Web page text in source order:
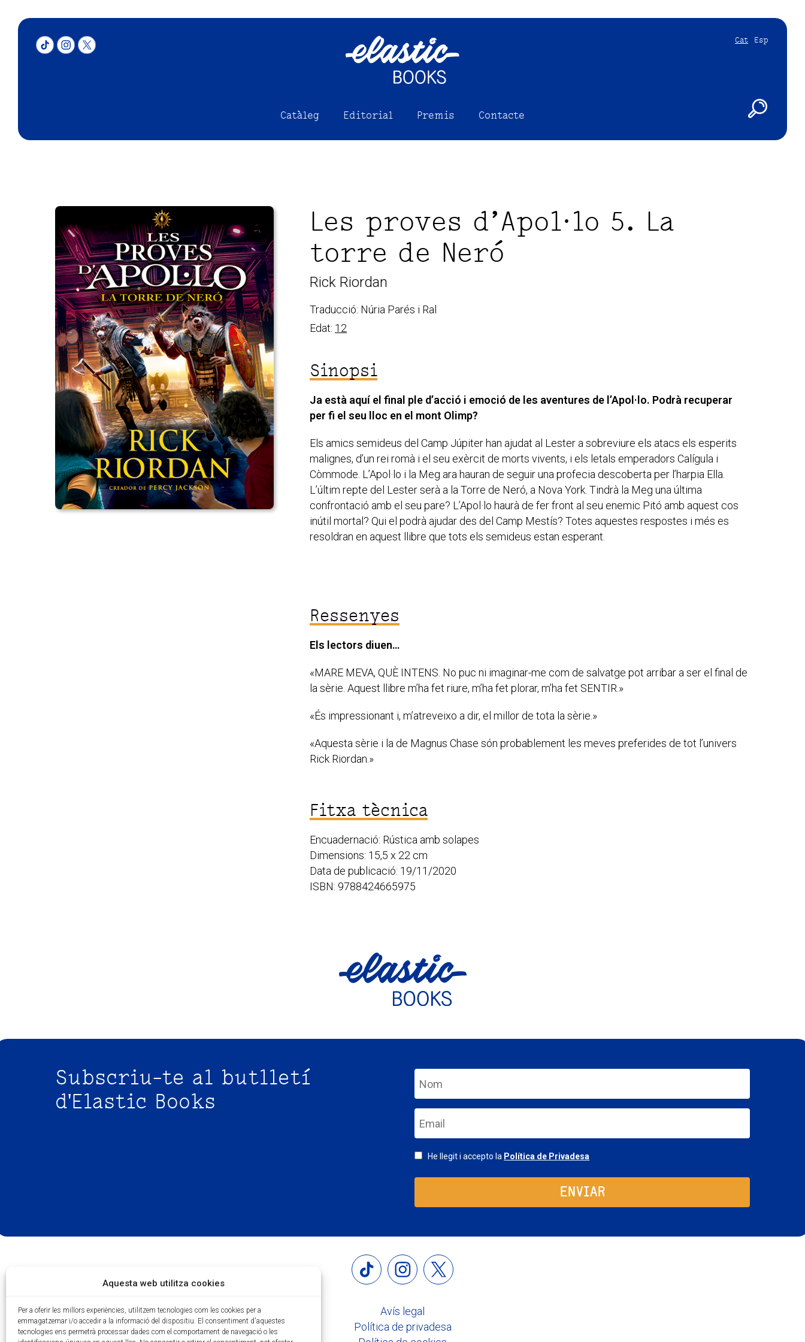
Aquesta web utilitza cookies
Per a oferir les millors experiències, utilitzem tecnologies com les cookies per a
emmagatzemar i/o accedir a la informació del dispositiu. El consentiment d'aquestes
tecnologies ens permetrà processar dades com el comportament de navegació o les
Cat Esp
Catàleg Editorial Premis Contacte
Les proves d’Apol·lo 5. La
torre de Neró
Rick Riordan
Traducció: Núria Parés i Ral
Edat: 12
Sinopsi
Ja està aquí el final ple d’acció i emoció de les aventures de l’Apol·lo. Podrà recuperar
per fi el seu lloc en el mont Olimp?
Els amics semideus del Camp Júpiter han ajudat al Lester a sobreviure els atacs els esperits
malignes, d’un rei romà i el seu exèrcit de morts vivents, i els letals emperadors Calígula i
Còmmode. L’Apol·lo i la Meg ara hauran de seguir una profecia descoberta per l’harpia Ella.
L’últim repte del Lester serà a la Torre de Neró, a Nova York. Tindrà la Meg una última
confrontació amb el seu pare? L’Apol·lo haurà de fer front al seu enemic Pitó amb aquest cos
inútil mortal? Qui el podrà ajudar des del Camp Mestís? Totes aquestes respostes i més es
resoldran en aquest llibre que tots els semideus estan esperant.
Ressenyes
Els lectors diuen…
«MARE MEVA, QUÈ INTENS. No puc ni imaginar-me com de salvatge pot arribar a ser el final de
la sèrie. Aquest llibre m’ha fet riure, m’ha fet plorar, m’ha fet SENTIR.»
«És impressionant i, m’atreveixo a dir, el millor de tota la sèrie.»
«Aquesta sèrie i la de Magnus Chase són probablement les meves preferides de tot l’univers
Rick Riordan.»
Fitxa tècnica
Encuadernació: Rústica amb solapes
Dimensions: 15,5 x 22 cm
Data de publicació: 19/11/2020
ISBN: 9788424665975
Subscriu-te al butlletí
d'Elastic Books
Consentimiento
He llegit i accepto la Política de Privadesa
Avís legal
Política de privadesa